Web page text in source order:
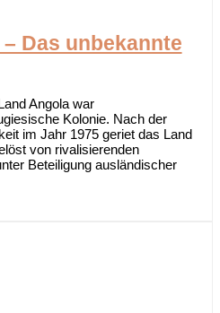
Das unbekannte
Angola war
Kolonie. Nach der
im Jahr 1975 geriet das Land
von rivalisierenden
Beteiligung ausländischer